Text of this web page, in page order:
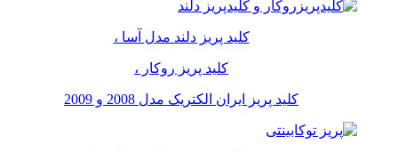
کلید پریز دلند مدل آسا ،
کلید پریز روکار ،
کلید پریز ایران الکتریک مدل 2008 و 2009